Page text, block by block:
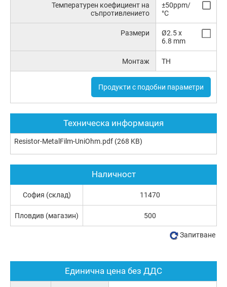
Температурен коефициент на
съпротивлението
±50ppm/
°C
Размери
Ø2.5 x
6.8 mm
Монтаж TH
Продукти с подобни параметри
Техническа информация
Resistor-MetalFilm-UniOhm.pdf (268 KB)
Единична цена без ДДС
Наличност
София (склад) 11470
Пловдив (магазин) 500
Запитване